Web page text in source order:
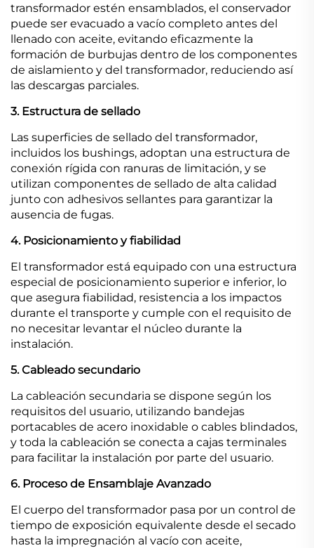
transformador estén ensamblados, el conservador
puede ser evacuado a vacío completo antes del
llenado con aceite, evitando eficazmente la
formación de burbujas dentro de los componentes
de aislamiento y del transformador, reduciendo así
las descargas parciales.
3. Estructura de sellado
Las superficies de sellado del transformador,
incluidos los bushings, adoptan una estructura de
conexión rígida con ranuras de limitación, y se
utilizan componentes de sellado de alta calidad
junto con adhesivos sellantes para garantizar la
ausencia de fugas.
4. Posicionamiento y fiabilidad
El transformador está equipado con una estructura
especial de posicionamiento superior e inferior, lo
que asegura fiabilidad, resistencia a los impactos
durante el transporte y cumple con el requisito de
no necesitar levantar el núcleo durante la
instalación.
5. Cableado secundario
La cableación secundaria se dispone según los
requisitos del usuario, utilizando bandejas
portacables de acero inoxidable o cables blindados,
y toda la cableación se conecta a cajas terminales
para facilitar la instalación por parte del usuario.
6. Proceso de Ensamblaje Avanzado
El cuerpo del transformador pasa por un control de
tiempo de exposición equivalente desde el secado
hasta la impregnación al vacío con aceite,